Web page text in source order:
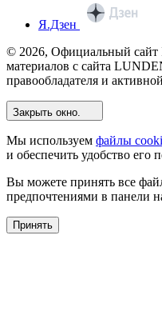
Я.Дзен
© 2026, Официальный сайт
материалов с сайта
правообладателя и
Закрыть окно.
Мы используем файлы
и обеспечить удобство его
Вы можете принять все
предпочтениями в панели
Принять